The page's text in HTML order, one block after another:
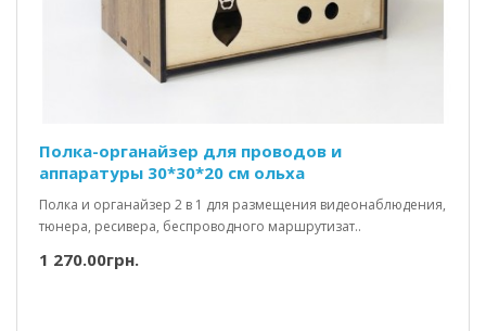
Полка-органайзер для проводов и
аппаратуры 30*30*20 см ольха
Полка и органайзер 2 в 1 для размещения видеонаблюдения,
тюнера, ресивера, беспроводного маршрутизат..
1 270.00грн.